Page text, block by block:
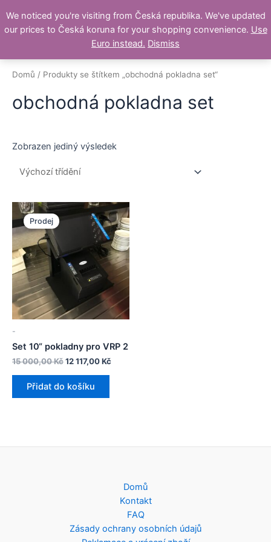
na
obsah
Main
Domů / Produkty se štítkem „obchodná pokladna set“
obchodná pokladna set
Zobrazen jediný výsledek
Prodej
-
Set 10“ pokladny pro VRP 2
15 000,00KčPůvodní
byla:
15
12 117,00Kč
Přidat do košíku
Domů
Kontakt
FAQ
Zásady ochrany osobních údajů
We noticed you're visiting from Česká republika. We've updated
our prices to Česká koruna for your shopping convenience. Use
Euro instead. Dismiss